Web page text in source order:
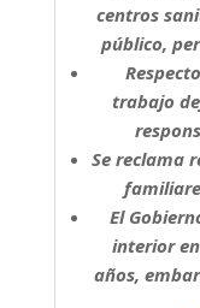
centros
público,
trabajo
Se reclama
El
interior
años,